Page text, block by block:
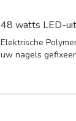
48 watts LED-
Elektrische
uw nagels